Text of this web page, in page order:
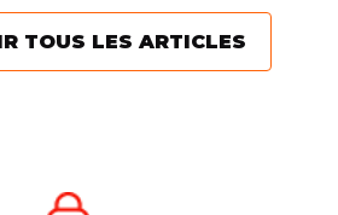
TOUS LES ARTICLES